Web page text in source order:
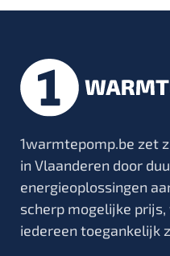
1warmtepomp.be zet
in Vlaanderen door
energieoplossingen
scherp mogelijke
iedereen toegankelijk